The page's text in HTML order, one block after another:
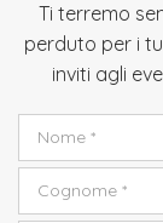
Ti terremo
perduto per i
inviti agli